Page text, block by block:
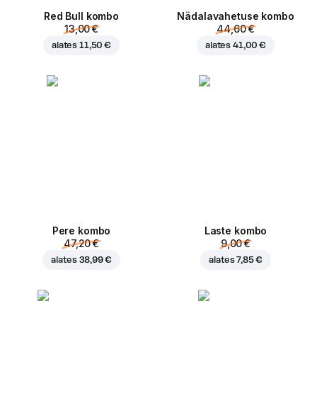
Red Bull kombo
13,00 €
alates 11,50 €
Nädalavahetuse kombo
44,60 €
alates 41,00 €
Pere kombo
47,20 €
alates 38,99 €
Laste kombo
9,00 €
alates7,85 €